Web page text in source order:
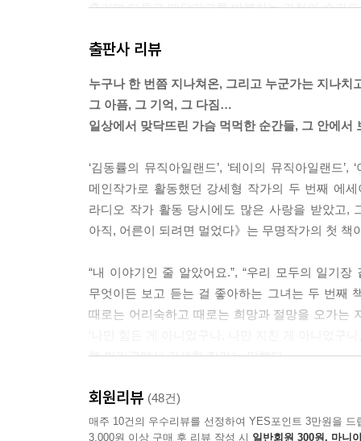
흘리며 다투고 매달리고를 반복하는 격정의 순간
그래서 나는 조금 슬퍼지고 말았던 것 같다.
왠지, 보고 싶지 않은 순간을 봐버린 느낌.
왠지, 보지 않아도 될 순간을 봐버린 느낌.
빛을 잃은 그림과 다시 마주하던 순간.
그리고,
더 이상 반짝이지 않던 그 사람을, 처음 깨닫게 된
우리는 누구나 내가 가지지 못한 타인의 것을 부러
그런데 나는 그 많은 타인의 것들 중,
가 들어갈 수 있는 다른 길이 있는데도 그쪽은 왠
들은. 통행증이 있어서. 나도 그 통행증만 있었다
출판사 리뷰
누구나 한 번쯤 지나쳐온, 그리고 누군가는 지나치
그 아픔, 그 기억, 그 다짐…
일상에서 맞닥뜨린 가슴 먹먹한 순간들, 그 안에서
‘김동률의 뮤직아일랜드’, ‘테이의 뮤직아일랜드
메인작가로 활동했던 강세형 작가의 두 번째 에
라디오 작가 활동 당시에도 많은 사랑을 받았고,
아직, 어른이 되려면 멀었다》는 무명작가의 첫
“내 이야기인 줄 알았어요.”, “우리 모두의 일기
무엇이든 보고 듣는 걸 좋아하는 그녀는 두 번째
때로는 어리숙하고 때로는 희망과 절망을 오가는
책 머리글에서 강세형 작가는 말했다.
사실 ‘다만, 조금 느릴 뿐’이라는.” 이 사실을 많은
회원리뷰 (48건)
매주 10건의 우수리뷰를 선정하여 YES포인트 3만원을 드
3,000원 이상 구매 후 리뷰 작성 시 일반회원 300원, 마니